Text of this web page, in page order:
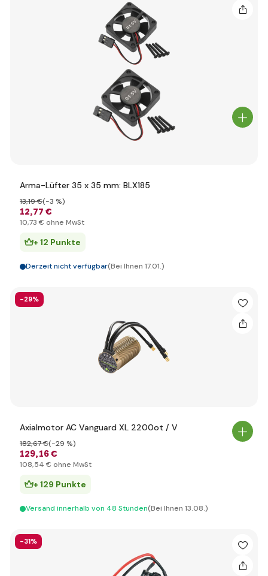
Arma-Lüfter 35 x 35 mm: BLX185
12,77 €
13,19 €(-3 %)
10,73 € ohne MwSt
+ 12 Punkte
Derzeit nicht verfügbar(Bei Ihnen 17.01.)
-29%
Axialmotor AC Vanguard XL 2200ot / V
129,16 €
182,67 €(-29 %)
108,54 € ohne MwSt
+ 129 Punkte
Versand innerhalb von 48 Stunden(Bei Ihnen 13.08.)
-31%